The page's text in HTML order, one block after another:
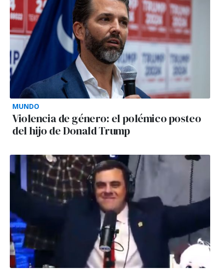
MUNDO
Violencia de género: el polémico posteo
del hijo de Donald Trump